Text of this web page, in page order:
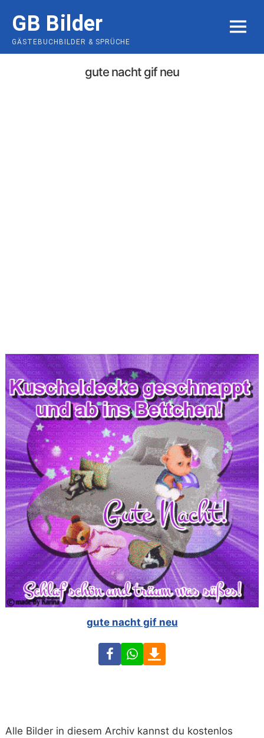
content
GB Bilder
GÄSTEBUCHBILDER & SPRÜCHE
MENU
gute nacht gif neu
gute nacht gif neu
FacebookWhatsApp
Alle Bilder in diesem Archiv kannst du kostenlos